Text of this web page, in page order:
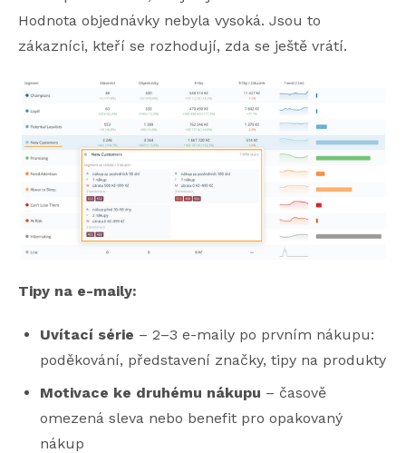
Hodnota objednávky nebyla vysoká. Jsou to
zákazníci, kteří se rozhodují, zda se ještě vrátí.
Tipy na e-maily:
Uvítací série – 2–3 e-maily po prvním nákupu:
poděkování, představení značky, tipy na produkty
Motivace ke druhému nákupu – časově
omezená sleva nebo benefit pro opakovaný
nákup